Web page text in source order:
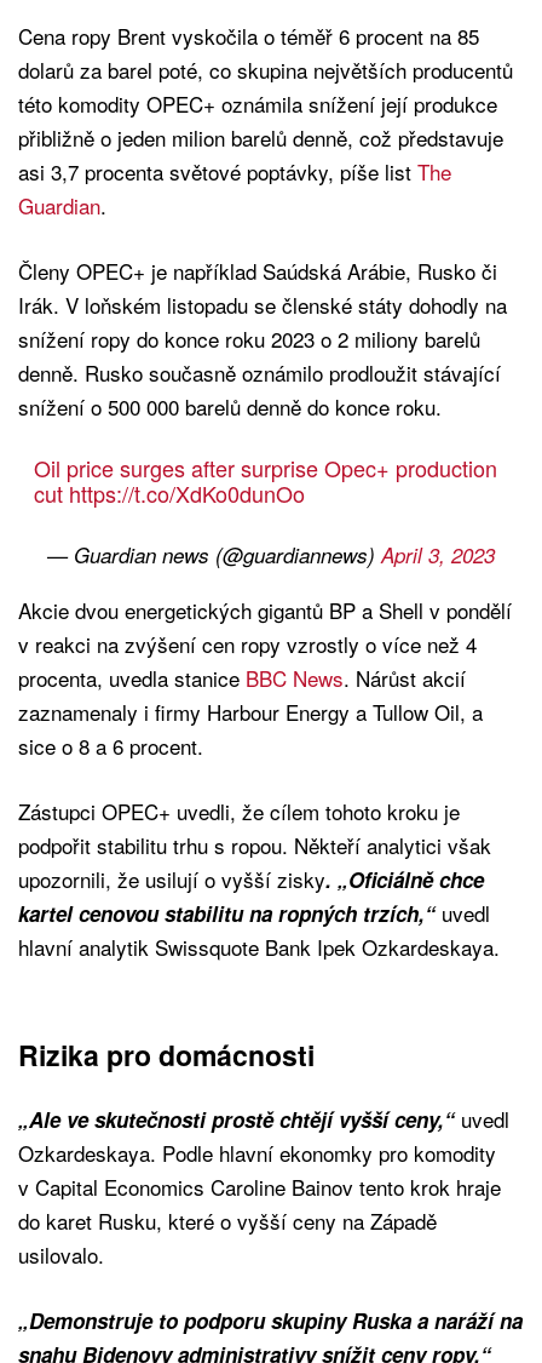
Cena ropy Brent vyskočila o téměř 6 procent na 85
dolarů za barel poté, co skupina největších producentů
této komodity OPEC+ oznámila snížení její produkce
přibližně o jeden milion barelů denně, což představuje
asi 3,7 procenta světové poptávky, píše list The
Guardian.
Členy OPEC+ je například Saúdská Arábie, Rusko či
Irák. V loňském listopadu se členské státy dohodly na
snížení ropy do konce roku 2023 o 2 miliony barelů
denně. Rusko současně oznámilo prodloužit stávající
snížení o 500 000 barelů denně do konce roku.
Oil price surges after surprise Opec+ production
cut https://t.co/XdKo0dunOo
— Guardian news (@guardiannews)April 3, 2023
Akcie dvou energetických gigantů BP a Shell v pondělí
v reakci na zvýšení cen ropy vzrostly o více než 4
procenta, uvedla stanice BBC News. Nárůst akcií
zaznamenaly i firmy Harbour Energy a Tullow Oil, a
sice o 8 a 6 procent.
Zástupci OPEC+ uvedli, že cílem tohoto kroku je
podpořit stabilitu trhu s ropou. Někteří analytici však
upozornili, že usilují o vyšší zisky. „Oficiálně chce
kartel cenovou stabilitu na ropných trzích,“ uvedl
hlavní analytik Swissquote Bank Ipek Ozkardeskaya.
Rizika pro domácnosti
„Ale ve skutečnosti prostě chtějí vyšší ceny,“uvedl
Ozkardeskaya. Podle hlavní ekonomky pro komodity
v Capital Economics Caroline Bainov tento krok hraje
do karet Rusku, které o vyšší ceny na Západě
usilovalo.
„Demonstruje to podporu skupiny Ruska a naráží na
snahu Bidenovy administrativy snížit ceny ropy,“